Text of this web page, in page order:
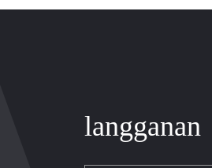
langganan